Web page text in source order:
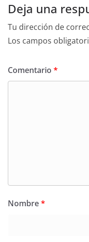
Deja una
Tu dirección de
Los campos
Comentario *
Nombre*